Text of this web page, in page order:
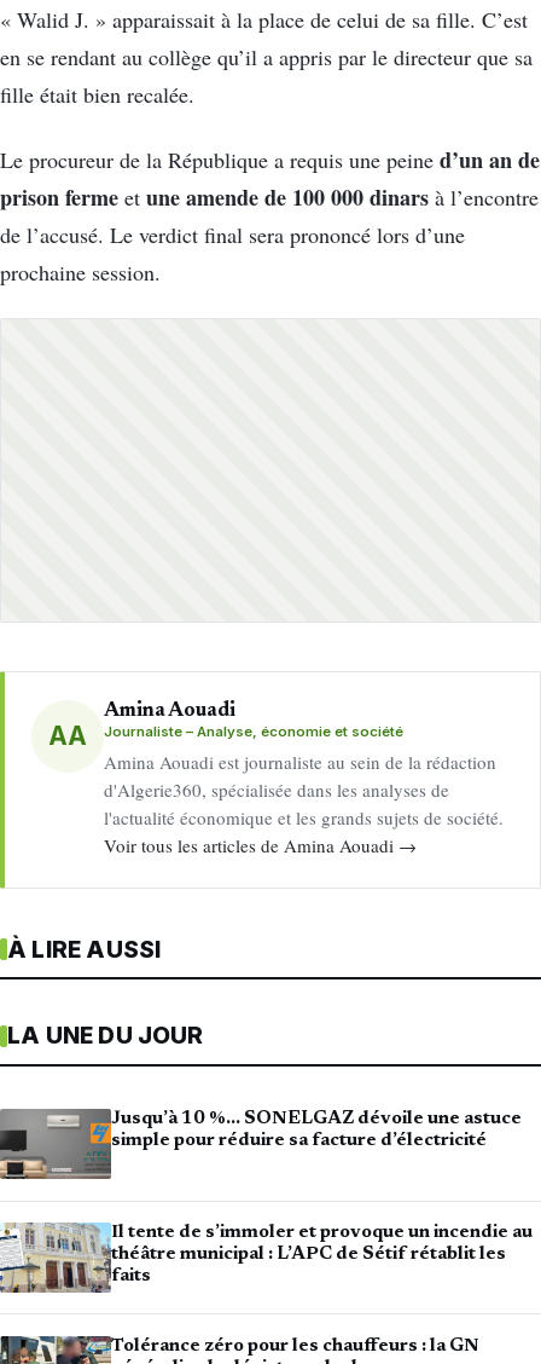
« Walid J. » apparaissait à la place de celui de sa fille. C’est
en se rendant au collège qu’il a appris par le directeur que sa
fille était bien recalée.
Le procureur de la République a requis une peine d’un an de
prison ferme et une amende de 100 000 dinars à l’encontre
de l’accusé. Le verdict final sera prononcé lors d’une
prochaine session.
AA
Amina Aouadi
Journaliste – Analyse, économie et société
Amina Aouadi est journaliste au sein de la rédaction
d'Algerie360, spécialisée dans les analyses de
l'actualité économique et les grands sujets de société.
Voir tous les articles de Amina Aouadi →
À LIRE AUSSI
LA UNE DU JOUR
Jusqu’à 10 %… SONELGAZ dévoile une astuce
simple pour réduire sa facture d’électricité
Il tente de s’immoler et provoque un incendie au
théâtre municipal : L’APC de Sétif rétablit les
faits
Tolérance zéro pour les chauffeurs : la GN